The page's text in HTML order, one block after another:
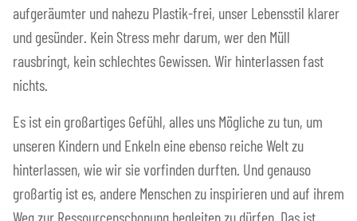
aufgeräumter und nahezu Plastik-frei, unser Lebensstil klarer
und gesünder. Kein Stress mehr darum, wer den Müll
rausbringt, kein schlechtes Gewissen. Wir hinterlassen fast
nichts.
Es ist ein großartiges Gefühl, alles uns Mögliche zu tun, um
unseren Kindern und Enkeln eine ebenso reiche Welt zu
hinterlassen, wie wir sie vorfinden durften. Und genauso
großartig ist es, andere Menschen zu inspirieren und auf ihrem
Weg zur Ressourcenschonung begleiten zu dürfen. Das ist